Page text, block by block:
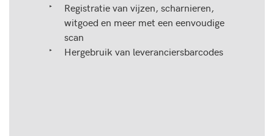
Registratie van vijzen, scharnieren,
witgoed en meer met een eenvoudige
scan
Hergebruik van leveranciersbarcodes